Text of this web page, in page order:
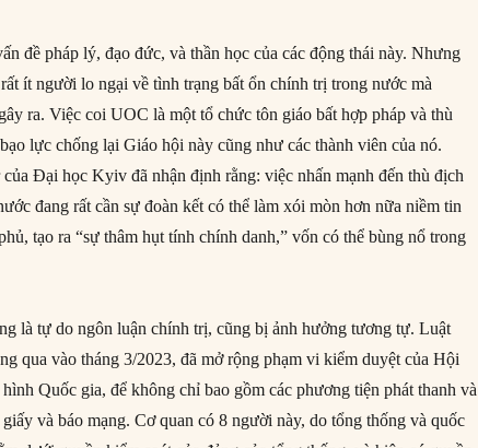
đề pháp lý, đạo đức, và thần học của các động thái này. Nhưng
ít người lo ngại về tình trạng bất ổn chính trị trong nước mà
ra. Việc coi UOC là một tổ chức tôn giáo bất hợp pháp và thù
lực chống lại Giáo hội này cũng như các thành viên của nó.
Đại học Kyiv đã nhận định rằng: việc nhấn mạnh đến thù địch
đang rất cần sự đoàn kết có thể làm xói mòn hơn nữa niềm tin
tạo ra “sự thâm hụt tính chính danh,” vốn có thể bùng nổ trong
là tự do ngôn luận chính trị, cũng bị ảnh hưởng tương tự. Luật
qua vào tháng 3/2023, đã mở rộng phạm vi kiểm duyệt của Hội
Quốc gia, để không chỉ bao gồm các phương tiện phát thanh và
và báo mạng. Cơ quan có 8 người này, do tổng thống và quốc